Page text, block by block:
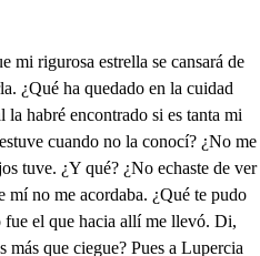
del criado si han ya a Lupencia hallado, ¡pero con entendimiento! Ya yo sé lo que conviene. Cuando con él solo estés, pregunta su amo quién es y aquí a que en eso oíos bien, que podrá ser de este modo: que lo que he de hacer entables pero en Lupercia no hables. Ya estoy al cabo de todo. ¿Dónde me esperas? Aquí, y si tardares, en casa. Yo te diré lo que pasa. ¡Mira que me fío de ti! No me he podido apartar de Lupercia hasta saber qué determina hacer; que tanto la llegué a amar y al fin ha entrado a servir. ¡Ved! Del amor el provecho y el juramento hago que a nadie lo he de decir. ¡Ya de atormentar me acaba ciega imaginación vana! Mas, ¿no es esta la gitana que a Lupercia acompañaba? ¡Amiga! ¡Este es en buena hora! Sin duda no lo diré, que a Lupercia lo juré; que ya en vano el traidor llora. ¡Amiga! Una doncella que vino contigo anteayer, ¿adónde la podré ver? ¿Sabrasme dar razón de ella? No la verás ya en tu vida, y la pierdes con razón, que es tu dama la ocasión que no hoy cobrar la perdida. Poca constancia se arguye de lo que con ella hiciste: cuando te siguió la viste; cuando la sigues te huye. ¡Por un solo Dios, que digas adónde está y si la ha hallado su padre, que aquí he encontrado! ¡Si no hay para qué la siguas! Luego que partió de ti dio en su padre y la llevó, que pues sin ella ando yo. ¡Verdad te digo! ¡Ay de mí! Él mismo ha abierto el camino a esta mentira mía, que cosa yo no sabía de su padre. ¡Pago digno! Gran castigo merecí, pero grande me ha venido. ¿Quieres contar cómo ha sido la ventura que perdí, cómo Lupercia partió y cómo me vino a hablar? Yo sé qué vino a buscar a quien no la conoció. No tengo más que decir, que es confundir tu bajeza; que, quien no tiene firmeza, ¿para qué la quiere oír? Mi provecho me aconsejas, que estas pérdidas contando es estar martirizando el alma por las orejas. ¡Pues adiós! ¡Gitana amiga, haz lo que a pedirme